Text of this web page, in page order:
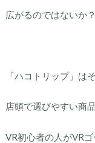
広がるのではないか？
「ハコトリップ」は
店頭で選びやすい商
VR初心者の人がVR